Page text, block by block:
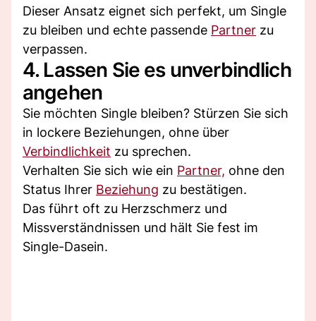
Dieser Ansatz eignet sich perfekt, um Single
zu bleiben und echte passende Partner zu
verpassen.
4. Lassen Sie es unverbindlich
angehen
Sie möchten Single bleiben? Stürzen Sie sich
in lockere Beziehungen, ohne über
Verbindlichkeit zu sprechen.
Verhalten Sie sich wie ein Partner, ohne den
Status Ihrer Beziehung zu bestätigen.
Das führt oft zu Herzschmerz und
Missverständnissen und hält Sie fest im
Single-Dasein.